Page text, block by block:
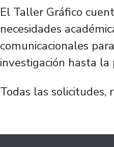
El Taller Gráfico
necesidades
comunicacionales
investigación hasta
Todas las solicitudes,